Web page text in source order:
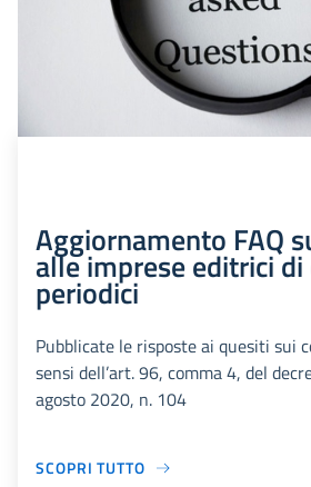
Aggiornamento FAQ
alle imprese editrici
periodici
Pubblicate le risposte ai quesiti sui
sensi dell’art. 96, comma 4, del
agosto 2020, n. 104
SCOPRI TUTTO